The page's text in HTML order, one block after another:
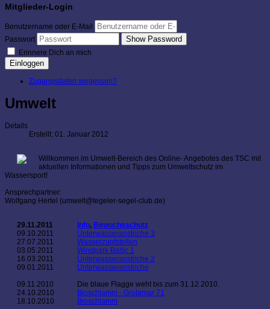
Mitglieder-Login
Benutzername oder E-Mail
Passwort
Show Password
Erinnere Dich an mich
Einloggen
Zugangsdaten vergessen?
Umwelt
Details
Erstellt: 01. Januar 2012
Willkommen im Umwelt-Bereich des Online- Angebotes des TSC mit
aktuellen Informationen und Tipps zum Umweltschutz im
Wassersport!
Ansprechpartner:
Wolfgang Hertel (umwelt@tegeler-segel-club.de)
29.11.2011
09.10.2011
27.07.2011
03.05.2011
16.03.2011
09.01.2011
09.11.2010
24.10.2010
18.10.2010
Info, Bewuchsschutz
Unterwasseranstriche 3
Wasserzapfstellen
Windpark Baltic 1
Unterwasseranstriche 2
Unterwasseranstriche
Die blaue Flagge weht bis zum 31.12.2010.
Bioschlamm - Grotamar 71
Bioschlamm